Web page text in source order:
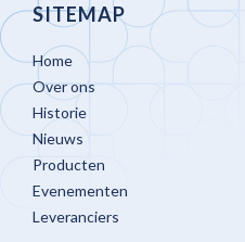
SITEMAP
Home
Over ons
Historie
Nieuws
Producten
Evenementen
Leveranciers